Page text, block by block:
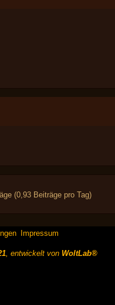
(0,93 Beiträge pro Tag)
Impressum
, entwickelt von WoltLab®